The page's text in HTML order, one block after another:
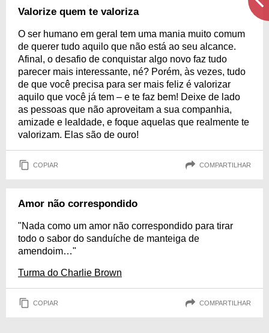
Valorize quem te valoriza
O ser humano em geral tem uma mania muito comum
de querer tudo aquilo que não está ao seu alcance.
Afinal, o desafio de conquistar algo novo faz tudo
parecer mais interessante, né? Porém, às vezes, tudo
de que você precisa para ser mais feliz é valorizar
aquilo que você já tem – e te faz bem! Deixe de lado
as pessoas que não aproveitam a sua companhia,
amizade e lealdade, e foque aquelas que realmente te
valorizam. Elas são de ouro!
COPIAR COMPARTILHAR
Amor não correspondido
"Nada como um amor não correspondido para tirar
todo o sabor do sanduíche de manteiga de
amendoim…"
Turma do Charlie Brown
COPIAR COMPARTILHAR